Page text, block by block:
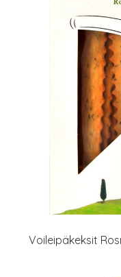
Voileipäkeksit